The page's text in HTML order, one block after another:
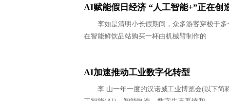
AI赋能假日经济 “人工智能+”正在创
李如是清明小长假期间，众多游客穿梭于
在智能鲜饮品站购买一杯由机械臂制作的
AI加速推动工业数字化转型
李 山一年一度的汉诺威工业博览会(以下简